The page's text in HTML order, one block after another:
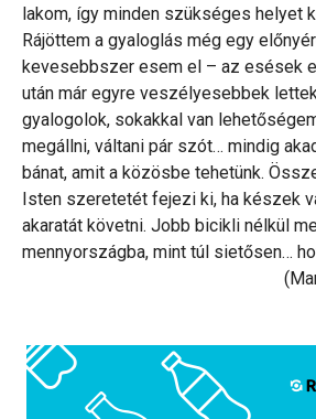
lakom, így minden szükséges helyet
Rájöttem a gyaloglás még egy
kevesebbszer esem el – az esések
után már egyre veszélyesebbek
gyalogolok, sokakkal van
megállni, váltani pár szót… mindig
bánat, amit a közösbe tehetünk.
Isten szeretetét fejezi ki, ha készek
akaratát követni. Jobb bicikli nélkül
mennyországba, mint túl sietősen…